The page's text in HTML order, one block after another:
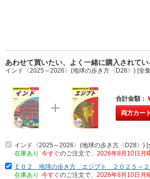
あわせて買いたい、よく一緒に購入されて
インド〈2025～2026〉(地球の歩き方〈D28〉) [全
合計金額
両方カー
インド〈2025～2026〉(地球の歩き方〈D28〉) [
在庫あり 今すぐのご注文で、 2026年8月10日月
Ｅ０２ 地球の歩き方 エジプト ２０２５～２
在庫あり 今すぐのご注文で、 2026年8月10日月